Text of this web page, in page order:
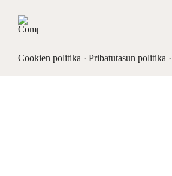
Cookien politika· Pribatutasun politika ·